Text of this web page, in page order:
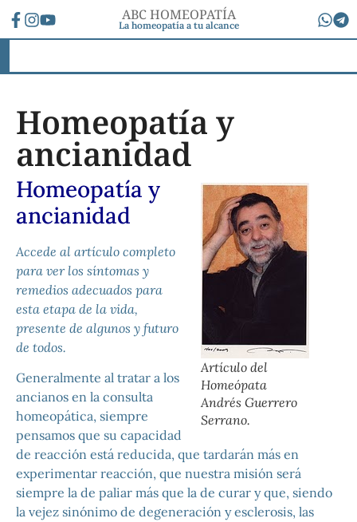
ABC HOMEOPATÍA
La homeopatía a tu alcance
Homeopatía y
ancianidad
Artículo del
Homeópata
Andrés Guerrero
Serrano.
Homeopatía y
ancianidad
Accede al artículo completo
para ver los síntomas y
remedios adecuados para
esta etapa de la vida,
presente de algunos y futuro
de todos.
Generalmente al tratar a los
ancianos en la consulta
homeopática, siempre
pensamos que su capacidad
de reacción está reducida, que tardarán más en
experimentar reacción, que nuestra misión será
siempre la de paliar más que la de curar y que, siendo
la vejez sinónimo de degeneración y esclerosis, las